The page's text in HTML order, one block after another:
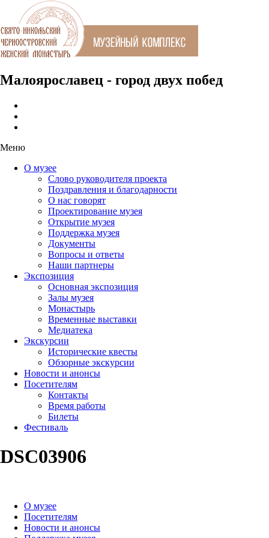
Малоярославец - город двух побед
Меню
О музее
Слово руководителя проекта
Поздравления и благодарности
О нас говорят
Проектирование музея
Открытие музея
Поддержка музея
Документы
Вопросы и ответы
Наши партнеры
Экспозиция
Основная экспозиция
Залы музея
Монастырь
Временные выставки
Медиатека
Экскурсии
Исторические квесты
Обзорные экскурсии
Новости и анонсы
Посетителям
Контакты
Время работы
Билеты
Фестиваль
DSC03906
О музее
Посетителям
Новости и анонсы